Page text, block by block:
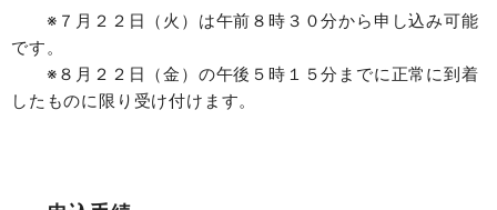
※７月２２日（火）は午前８時３０分から申し込み可能
です。
※８月２２日（金）の午後５時１５分までに正常に到着
したものに限り受け付けます。